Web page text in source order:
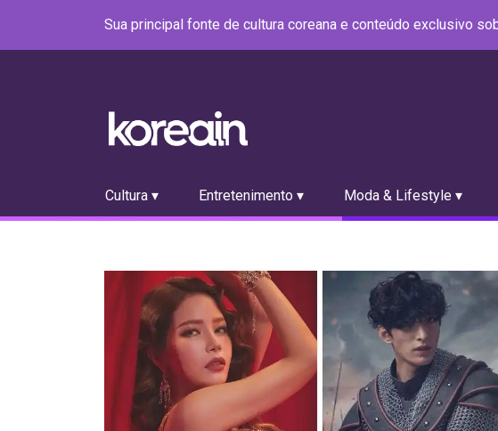
Sua principal fonte de cultura coreana e conteúdo exclusivo
Cultura ▾ Entretenimento ▾ Moda & Lifestyle ▾